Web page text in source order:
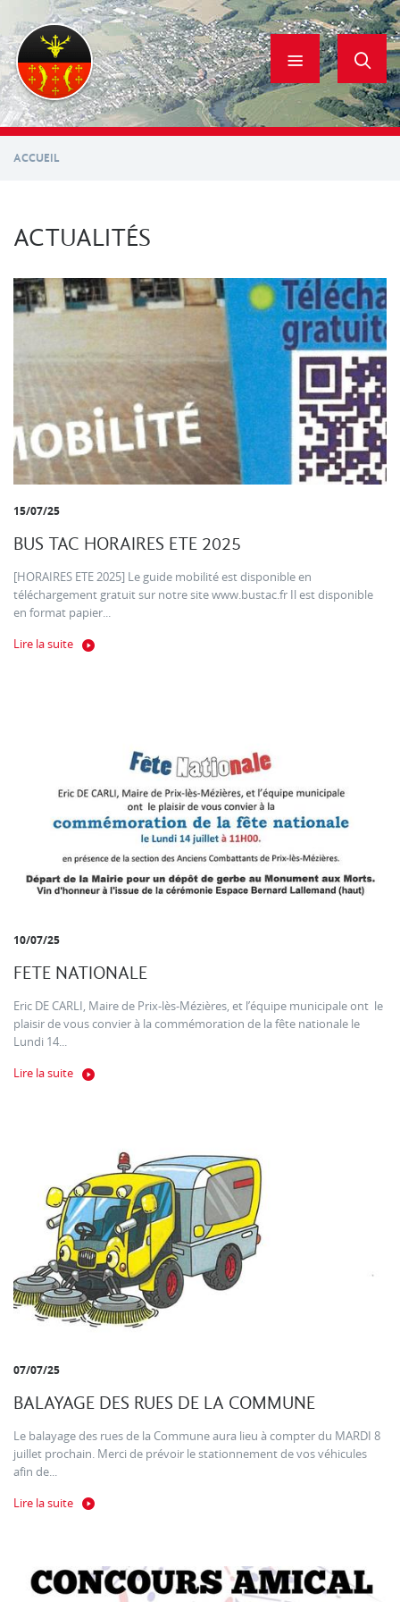
contenu
principal
ACCUEIL
ACTUALITÉS
15/07/25
BUS TAC HORAIRES ETE 2025
[HORAIRES ETE 2025] Le guide mobilité est disponible en
téléchargement gratuit sur notre site www.bustac.fr Il est disponible
en format papier...
Lire la suite
10/07/25
FETE NATIONALE
Eric DE CARLI, Maire de Prix-lès-Mézières, et l’équipe municipale ont le
plaisir de vous convier à la commémoration de la fête nationale le
Lundi 14...
Lire la suite
07/07/25
BALAYAGE DES RUES DE LA COMMUNE
Le balayage des rues de la Commune aura lieu à compter du MARDI 8
juillet prochain. Merci de prévoir le stationnement de vos véhicules
afin de...
Lire la suite